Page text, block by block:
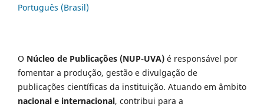
Português (Brasil)
O Núcleo de Publicações (NUP-UVA) é responsável por
fomentar a produção, gestão e divulgação de
publicações científicas da instituição. Atuando em âmbito
nacional e internacional, contribui para a